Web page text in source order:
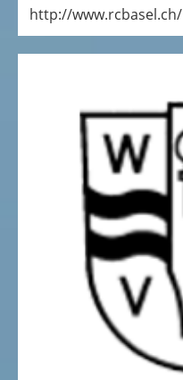
http://www.rcbasel.ch/